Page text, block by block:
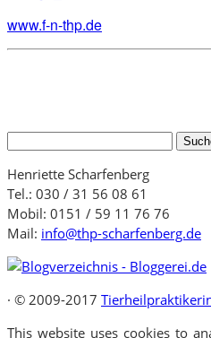
www.f-n-thp.de
Henriette Scharfenberg
Tel.: 030 / 31 56 08 61
Mobil: 0151 / 59 11 76 76
Mail: info@thp-scharfenberg.de
· © 2009-2017
This website uses cookies to